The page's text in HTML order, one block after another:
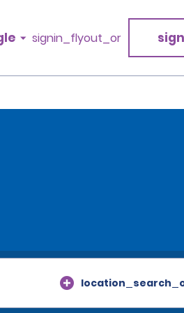
signin_flyout_or